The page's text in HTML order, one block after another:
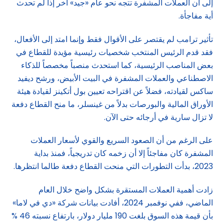
إلى أن العملات المشفرة تتجه نحو عام «جيد» آخر إذا لم تحدث
أية مفاجأة.
تأثير ترامب لم يقتصر على الأقوال فقط وإنما امتد إلى الأفعال،
فقد قدم الرئيس المنتخب شخصيات رئيسية مؤيدة للقطاع في
بعض المناصب الرئيسية، كما استحدث منصباً مخصصاً للذكاء
الاصطناعي والعملات المشفرة في البيت الأبيض، ورشح ديفيد
ساكس لقيادته، فضلاً عن اقتراحه تعيين بول أتكينز لقيادة هيئة
الأوراق المالية والبورصات بدلاً من غينسلر، ما منح القطاع دفعة
لا تزال سارية في أرجائه حتى الآن.
على الرغم من أن الصعود السريع والقوي لأسعار العملات
المشفرة كان مفاجئاً إلا أن زخمه كان تدريجياً، فمنذ بداية
2023، بدأت التطورات التي منحت القطاع دفعة طالما انتظرها.
زادت أهمية العملات المستقرة بشكل واضح خلال العام
الماضي، ففي نوفمبر 2024، أفادت بيانات شركة «دي في لاما»
بأن قيمة هذه السوق بلغت 190 مليار دولار، بارتفاع نسبته 46 %